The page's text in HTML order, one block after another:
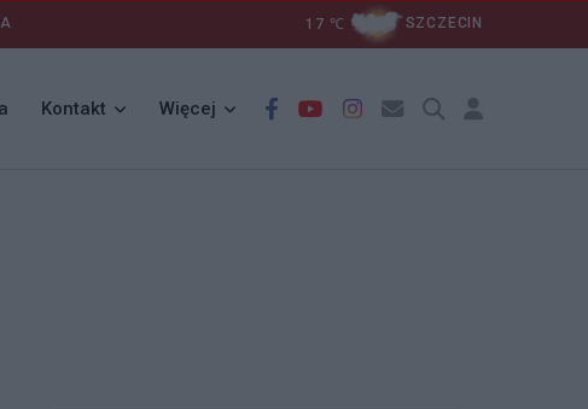
17 ℃ SZCZECIN
Kontakt Więcej